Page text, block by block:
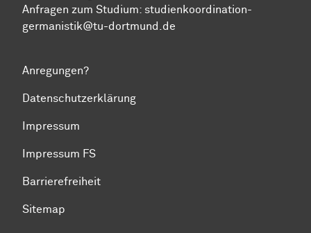
Anfragen zum Studium: studienkoordination-
germanistik@tu-dortmund.de
Anregungen?
Datenschutzerklärung
Impressum
Impressum FS
Barrierefreiheit
Sitemap